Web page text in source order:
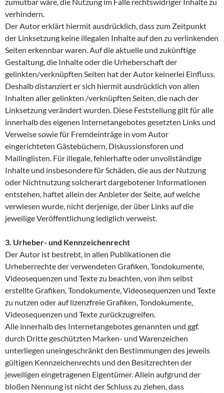
verhindern.
Der Autor erklärt hiermit ausdrücklich, dass zum Zeitpunkt
der Linksetzung keine illegalen Inhalte auf den zu verlinkenden
Seiten erkennbar waren. Auf die aktuelle und zukünftige
Gestaltung, die Inhalte oder die Urheberschaft der
gelinkten/verknüpften Seiten hat der Autor keinerlei Einfluss.
Deshalb distanziert er sich hiermit ausdrücklich von allen
Inhalten aller gelinkten /verknüpften Seiten, die nach der
Linksetzung verändert wurden. Diese Feststellung gilt für alle
innerhalb des eigenen Internetangebotes gesetzten Links und
Verweise sowie für Fremdeinträge in vom Autor
eingerichteten Gästebüchern, Diskussionsforen und
Mailinglisten. Für illegale, fehlerhafte oder unvollständige
Inhalte und insbesondere für Schäden, die aus der Nutzung
oder Nichtnutzung solcherart dargebotener Informationen
entstehen, haftet allein der Anbieter der Seite, auf welche
verwiesen wurde, nicht derjenige, der über Links auf die
jeweilige Veröffentlichung lediglich verweist.
3. Urheber- und Kennzeichenrecht
Der Autor ist bestrebt, in allen Publikationen die
Urheberrechte der verwendeten Grafiken, Tondokumente,
Videosequenzen und Texte zu beachten, von ihm selbst
erstellte Grafiken, Tondokumente, Videosequenzen und Texte
zu nutzen oder auf lizenzfreie Grafiken, Tondokumente,
Videosequenzen und Texte zurückzugreifen.
Alle innerhalb des Internetangebotes genannten und ggf.
durch Dritte geschützten Marken- und Warenzeichen
unterliegen uneingeschränkt den Bestimmungen des jeweils
gültigen Kennzeichenrechts und den Besitzrechten der
jeweiligen eingetragenen Eigentümer. Allein aufgrund der
bloßen Nennung ist nicht der Schluss zu ziehen, dass